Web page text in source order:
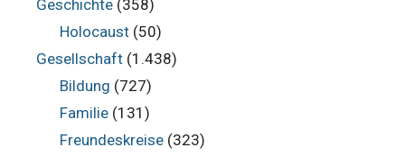
Geschichte (358)
Holocaust(50)
Gesellschaft (1.438)
Bildung (727)
Familie(131)
Freundeskreise(323)